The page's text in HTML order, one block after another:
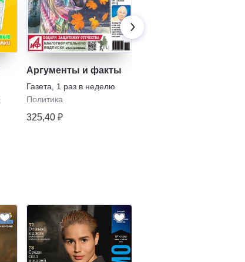
Аргументы и факты
Газета
1 раз в неделю
Политика
325,40 ₽